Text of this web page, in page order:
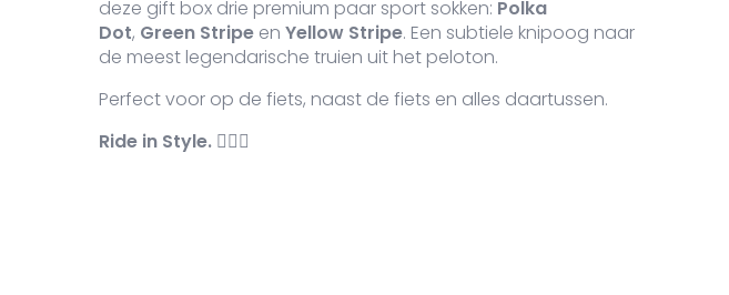
deze gift box drie premium paar sport sokken: Polka
Dot, Green Stripe en Yellow Stripe. Een subtiele knipoog naar
de meest legendarische truien uit het peloton.
Perfect voor op de fiets, naast de fiets en alles daartussen.
Ride in Style. 🚴‍♂️✨